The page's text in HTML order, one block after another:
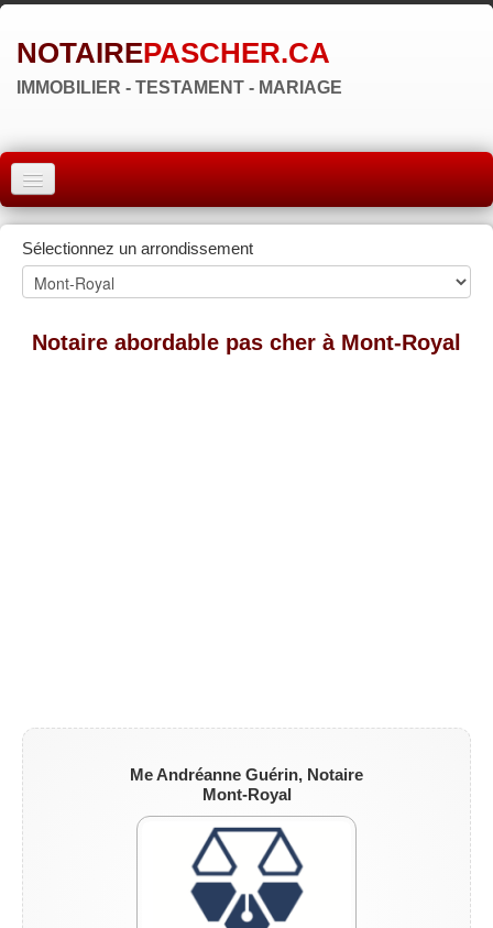
NOTAIREPASCHER.CA
IMMOBILIER - TESTAMENT - MARIAGE
ACCUEIL
MONTRÉAL
QUÉBEC
LAVAL
Sélectionnez un arrondissement
Notaire abordable pas cher à Mont-Royal
Me Andréanne Guérin, Notaire
Mont-Royal